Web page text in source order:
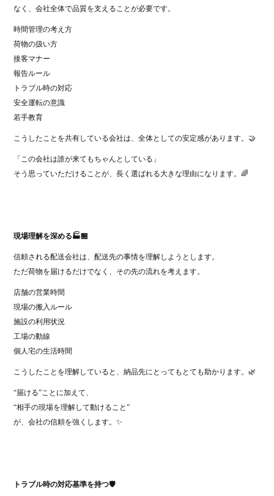
なく、会社全体で品質を支えることが必要です。
時間管理の考え方
荷物の扱い方
接客マナー
報告ルール
トラブル時の対応
安全運転の意識
若手教育
こうしたことを共有している会社は、全体としての安定感があります。🤝
「この会社は誰が来てもちゃんとしている」
そう思っていただけることが、長く選ばれる大きな理由になります。🌈
現場理解を深める🏭🏪
信頼される配送会社は、配送先の事情を理解しようとします。
ただ荷物を届けるだけでなく、その先の流れを考えます。
店舗の営業時間
現場の搬入ルール
施設の利用状況
工場の動線
個人宅の生活時間
こうしたことを理解していると、納品先にとってもとても助かります。🌿
“届ける”ことに加えて、
“相手の現場を理解して動けること”
が、会社の信頼を強くします。✨
トラブル時の対応基準を持つ🛡️